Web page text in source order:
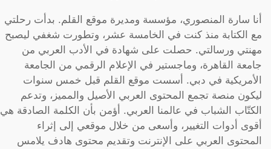
أنا سارة المنصوري، مؤسسة ومديرة موقع القلم. بدأت رحلتي
مع الكتابة منذ كنت في الخامسة عشر، وتطورت شغفي ليصبح
مهنتي ورسالتي. حصلت على شهادة في الأدب العربي من
جامعة القاهرة، وماجستير في الإعلام الرقمي من الجامعة
الأمريكية في دبي. أسست موقع القلم قبل خمس سنوات
ليكون منصة تجمع المحتوى العربي الأصيل والمميز، وتدعم
الكتّاب الشباب في عالمنا العربي. أؤمن بأن الكلمة الصادقة هي
أقوى أدوات التغيير، وأسعى من خلال موقعي إلى إثراء
المحتوى العربي على الإنترنت وتقديم محتوى هادف يلامس